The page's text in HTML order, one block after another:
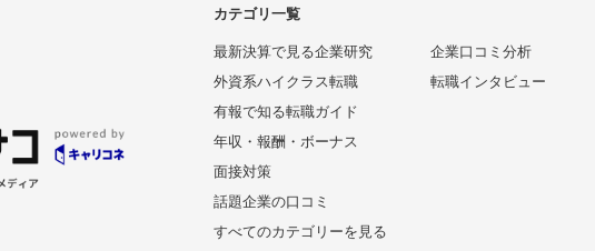
カテゴリ一覧
最新決算で見る企業研究
外資系ハイクラス転職
有報で知る転職ガイド
年収・報酬・ボーナス
面接対策
話題企業の口コミ
企業口コミ分析
転職インタビュー
すべてのカテゴリーを見る